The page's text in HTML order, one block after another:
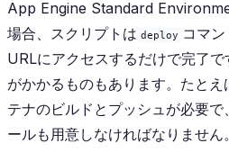
App Engine Standard
場合、スクリプトは deploy コマ
URLにアクセスするだけで完了
がかかるものもあります。たと
テナのビルドとプッシュが必要
ールも用意しなければなりません。